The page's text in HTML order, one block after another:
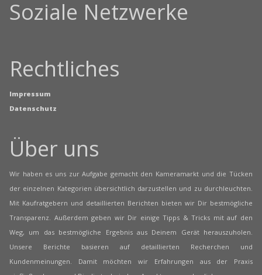
Soziale Netzwerke
Rechtliches
Impressum
Datenschutz
Über uns
Wir haben es uns zur Aufgabe gemacht den Kameramarkt und die Tücken
der einzelnen Kategorien übersichtlich darzustellen und zu durchleuchten.
Mit Kaufratgebern und detaillierten Berichten bieten wir Dir bestmögliche
Transparenz. Außerdem geben wir Dir einige Tipps & Tricks mit auf den
Weg, um das bestmögliche Ergebnis aus Deinem Gerät herauszuholen.
Unsere Berichte basieren auf detaillierten Recherchen und
Kundenmeinungen. Damit möchten wir Erfahrungen aus der Praxis